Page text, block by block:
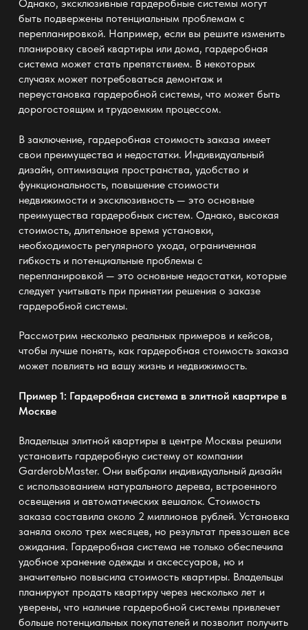
Однако, эксклюзивные гардеробные системы могут
быть подвержены потенциальным проблемам с
перепланировкой. Например, если вы решите изменить
планировку своей квартиры или дома, гардеробная
система может стать препятствием. В некоторых
случаях может потребоваться демонтаж и
переустановка гардеробной системы, что может быть
дорогостоящим и трудоемким процессом.
В заключение, гардеробная стоимость заказа имеет
свои преимущества и недостатки. Индивидуальный
дизайн, оптимизация пространства, удобство и
функциональность, повышение стоимости
недвижимости и эксклюзивность — это основные
преимущества гардеробных систем. Однако, высокая
стоимость, длительное время установки,
необходимость регулярного ухода, ограниченная
гибкость и потенциальные проблемы с
перепланировкой — это основные недостатки, которые
следует учитывать при принятии решения о заказе
гардеробной системы.
Рассмотрим несколько реальных примеров и кейсов,
чтобы лучше понять, как гардеробная стоимость заказа
может повлиять на вашу жизнь и недвижимость.
Пример 1: Гардеробная система в элитной квартире в
Москве
Владельцы элитной квартиры в центре Москвы решили
установить гардеробную систему от компании
GarderobMaster. Они выбрали индивидуальный дизайн
с использованием натурального дерева, встроенного
освещения и автоматических вешалок. Стоимость
заказа составила около 2 миллионов рублей. Установка
заняла около трех месяцев, но результат превзошел все
ожидания. Гардеробная система не только обеспечила
удобное хранение одежды и аксессуаров, но и
значительно повысила стоимость квартиры. Владельцы
планируют продать квартиру через несколько лет и
уверены, что наличие гардеробной системы привлечет
больше потенциальных покупателей и позволит получить